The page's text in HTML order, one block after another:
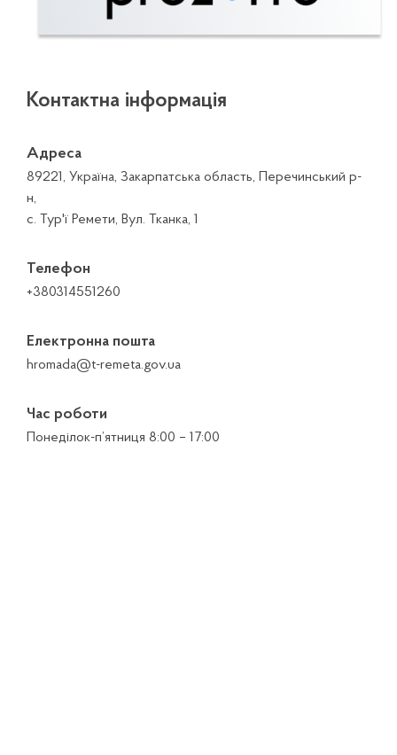
Контактна інформація
Адреса
89221, Україна, Закарпатська область, Перечинський р-
н,
с. Тур'ї Ремети, Вул. Тканка, 1
Телефон
+380314551260
Електронна пошта
hromada@t-remeta.gov.ua
Час роботи
Понеділок-п’ятниця 8:00 – 17:00